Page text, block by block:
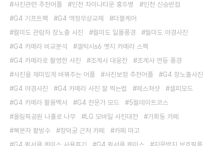
사진관련 추천어플
인천 차이나타운 홍두병
인천 신승반점
G4 기프트팩
G4 액정무상교체
더블케어
월미도 관람차 장노출 사진
월미도 일몰풍경
월미도 야경사진
G4 카메라 비교분석
갤럭시s6 엣지 카메라 스펙
G4 카메라로 촬영한 사진
조계사 대웅전
조계사 연등 풍경
사진을 재미있게 바꿔주는 어플
사진보정 추천어플
G4 장노출사진
G4 야경사진
G4 카메라 사진 잘 찍는법 제스쳐샷
셀피모드
G4 카메라 활용백서
G4 전문가 모드
5월데이트코스
올림픽공원 나홀로 나무
LG 모바일 사진대전
가회동 카페
복분자 팥빙수
창덕궁 근처 카페
카페 마고